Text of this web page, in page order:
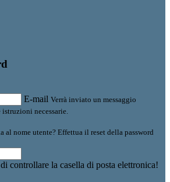
E-mail Verrà inviato un messaggio
necessarie.
al nome utente? Effettua il reset della password
controllare la casella di posta elettronica!